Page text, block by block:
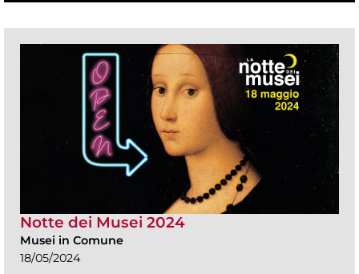
Notte dei Musei 2024
Musei in Comune
18/05/2024